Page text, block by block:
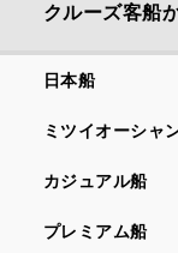
クルーズ客船
日本船
ミツイオーシャ
カジュアル船
プレミアム船